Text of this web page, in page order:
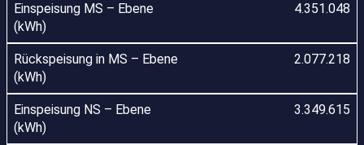
4.351.048
2.077.218
3.349.615